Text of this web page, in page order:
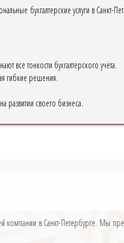
бухгалтерские услуги в Санкт-
все тонкости бухгалтерского учёта.
гибкие решения.
развитии своего бизнеса.
компании в Санкт-Петербурге. Мы